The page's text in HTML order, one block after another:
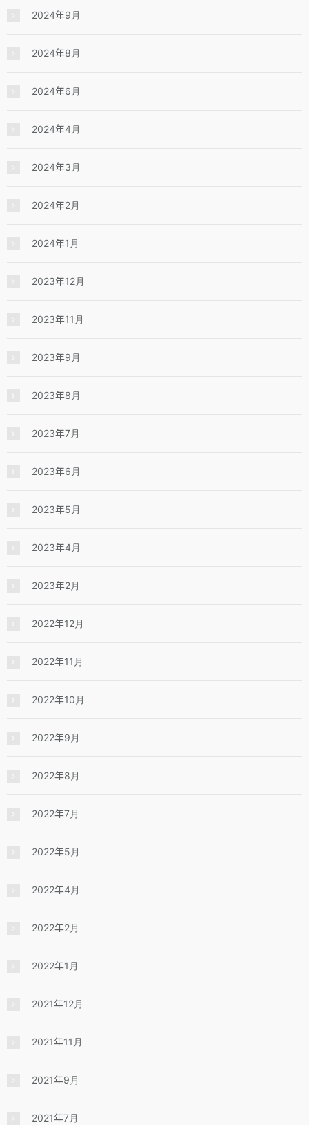
2024年9月
2024年8月
2024年6月
2024年4月
2024年3月
2024年2月
2024年1月
2023年12月
2023年11月
2023年9月
2023年8月
2023年7月
2023年6月
2023年5月
2023年4月
2023年2月
2022年12月
2022年11月
2022年10月
2022年9月
2022年8月
2022年7月
2022年5月
2022年4月
2022年2月
2022年1月
2021年12月
2021年11月
2021年9月
2021年7月